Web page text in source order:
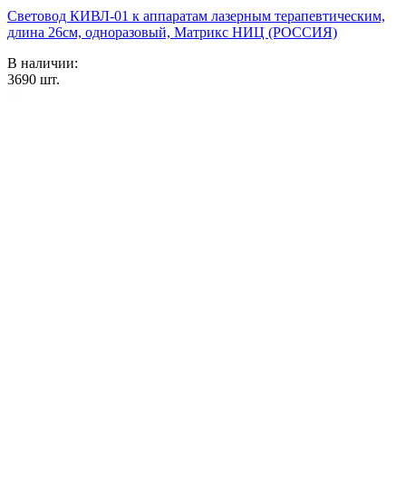
Световод КИВЛ-01 к аппаратам лазерным терапевтическим,
длина 26см, одноразовый, Матрикс НИЦ (РОССИЯ)
В наличии:
3690 шт.